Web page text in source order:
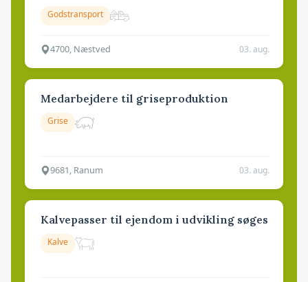
Godstransport
4700, Næstved 03. aug.
Medarbejdere til griseproduktion
Grise
9681, Ranum 03. aug.
Kalvepasser til ejendom i udvikling søges
Kalve